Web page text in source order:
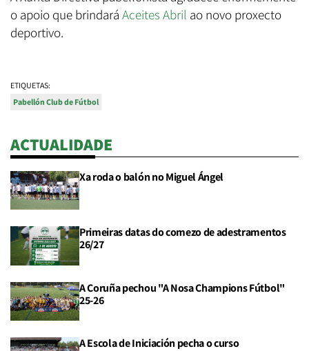
o apoio que brindará Aceites Abril ao novo proxecto
deportivo.
ETIQUETAS:
Pabellón Club de Fútbol
ACTUALIDADE
Xa roda o balón no Miguel Ángel
Primeiras datas do comezo de adestramentos
26/27
A Coruña pechou "A Nosa Champions Fútbol"
25-26
A Escola de Iniciación pecha o curso